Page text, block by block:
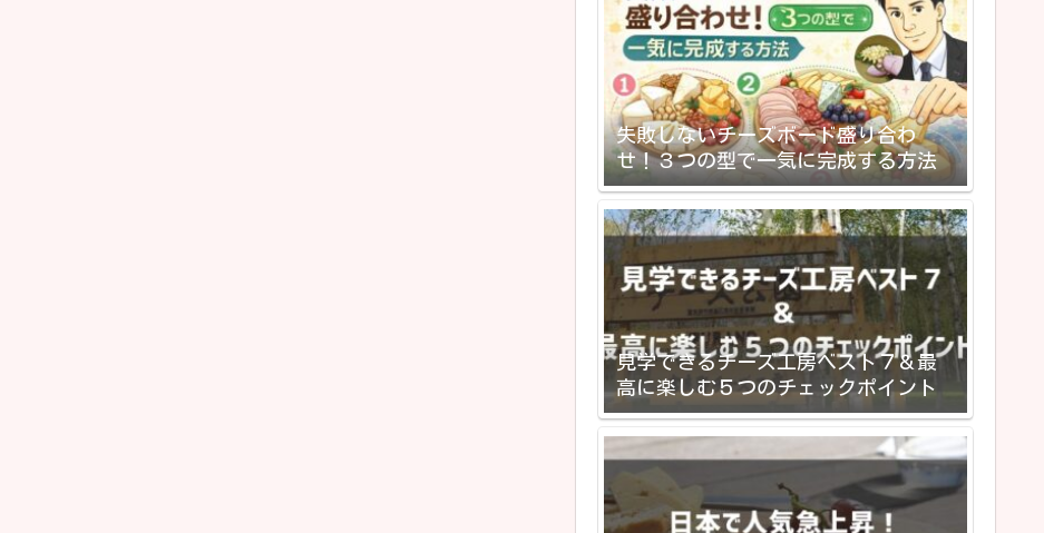
失敗しないチーズボード盛り合わ
せ！３つの型で一気に完成する方法
見学できるチーズ工房ベスト７＆最
高に楽しむ５つのチェックポイント